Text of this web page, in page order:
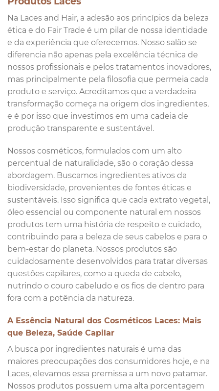
Na Laces and Hair, a adesão aos princípios da beleza
ética e do Fair Trade é um pilar de nossa identidade
e da experiência que oferecemos. Nosso salão se
diferencia não apenas pela excelência técnica de
nossos profissionais e pelos tratamentos inovadores,
mas principalmente pela filosofia que permeia cada
produto e serviço. Acreditamos que a verdadeira
transformação começa na origem dos ingredientes,
e é por isso que investimos em uma cadeia de
produção transparente e sustentável.
Nossos cosméticos, formulados com um alto
percentual de naturalidade, são o coração dessa
abordagem. Buscamos ingredientes ativos da
biodiversidade, provenientes de fontes éticas e
sustentáveis. Isso significa que cada extrato vegetal,
óleo essencial ou componente natural em nossos
produtos tem uma história de respeito e cuidado,
contribuindo para a beleza de seus cabelos e para o
bem-estar do planeta. Nossos produtos são
cuidadosamente desenvolvidos para tratar diversas
questões capilares, como a queda de cabelo,
nutrindo o couro cabeludo e os fios de dentro para
fora com a potência da natureza.
A Essência Natural dos Cosméticos Laces: Mais
que Beleza, Saúde Capilar
A busca por ingredientes naturais é uma das
maiores preocupações dos consumidores hoje, e na
Laces, elevamos essa premissa a um novo patamar.
Nossos produtos possuem uma alta porcentagem